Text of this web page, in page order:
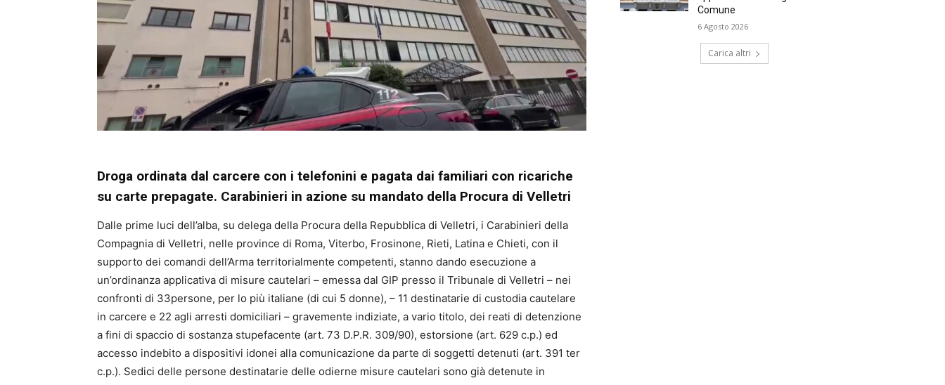
Droga ordinata dal carcere con i telefonini e pagata dai familiari con ricariche
su carte prepagate. Carabinieri in azione su mandato della Procura di Velletri
Dalle prime luci dell’alba, su delega della Procura della Repubblica di Velletri, i Carabinieri della
Compagnia di Velletri, nelle province di Roma, Viterbo, Frosinone, Rieti, Latina e Chieti, con il
supporto dei comandi dell’Arma territorialmente competenti, stanno dando esecuzione a
un’ordinanza applicativa di misure cautelari – emessa dal GIP presso il Tribunale di Velletri – nei
confronti di 33persone, per lo più italiane (di cui 5 donne), – 11 destinatarie di custodia cautelare
in carcere e 22 agli arresti domiciliari – gravemente indiziate, a vario titolo, dei reati di detenzione
a fini di spaccio di sostanza stupefacente (art. 73 D.P.R. 309/90), estorsione (art. 629 c.p.) ed
accesso indebito a dispositivi idonei alla comunicazione da parte di soggetti detenuti (art. 391 ter
c.p.). Sedici delle persone destinatarie delle odierne misure cautelari sono già detenute in
Comune
6 Agosto 2026
Carica altri